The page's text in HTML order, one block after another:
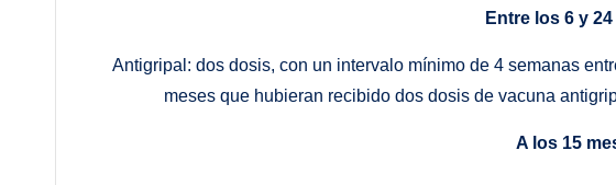
Entre los 6 y
Antigripal: dos dosis, con un intervalo mínimo de 4 semanas
meses que hubieran recibido dos dosis de vacuna
A los 15